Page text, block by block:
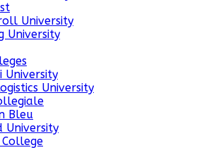
University
University
University
University
Bleu
University